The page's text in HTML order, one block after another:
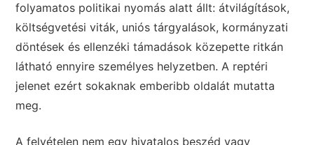
folyamatos politikai nyomás alatt állt: átvilágítások,
költségvetési viták, uniós tárgyalások, kormányzati
döntések és ellenzéki támadások közepette ritkán
látható ennyire személyes helyzetben. A reptéri
jelenet ezért sokaknak emberibb oldalát mutatta
meg.
A felvételen nem egy hivatalos beszéd vagy